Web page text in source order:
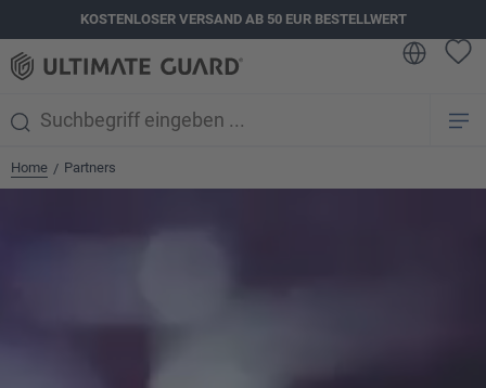
springenKOSTENLOSER VERSAND AB 50 EUR BESTELLWERT
Home / Partners